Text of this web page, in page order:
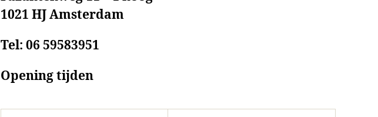
1021 HJ Amsterdam
Tel: 06 59583951
Opening tijden